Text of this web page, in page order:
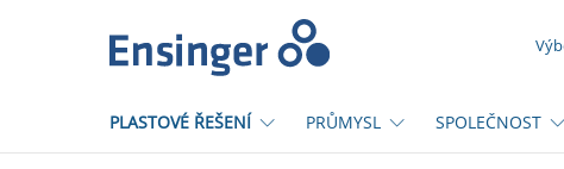
PLASTOVÉ ŘEŠENÍ PRŮMYSL SPOLEČNOST